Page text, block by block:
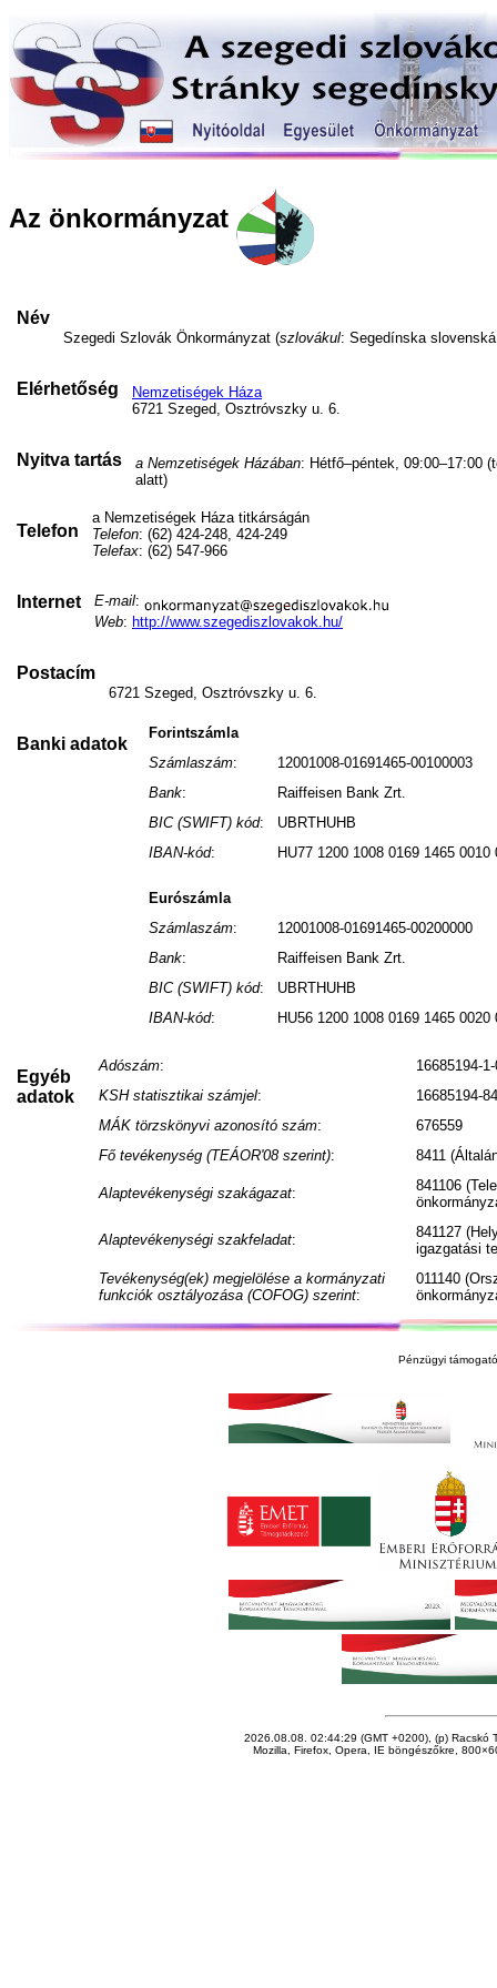
Az önkormányzat
Név
Szegedi Szlovák Önkormányzat (szlovákul: Segedínska
Elérhetőség
Nemzetiségek Háza
6721 Szeged, Osztróvszky u. 6.
Nyitva tartás a Nemzetiségek Házában: Hétfő–péntek, 09:00–17:00
alatt)
Telefon
a Nemzetiségek Háza titkárságán
Telefon: (62) 424-248, 424-249
Telefax: (62) 547-966
Internet E-mail:
Web: http://www.szegediszlovakok.hu/
Postacím
6721 Szeged, Osztróvszky u. 6.
Banki adatok
Forintszámla
Számlaszám:
12001008-01691465-00100003
Bank:
Raiffeisen Bank Zrt.
BIC (SWIFT) kód:
UBRTHUHB
IBAN-kód: HU77 1200 1008 0169 1465 0010
Eurószámla
Számlaszám:
12001008-01691465-00200000
Bank:
Raiffeisen Bank Zrt.
BIC (SWIFT) kód:
UBRTHUHB
IBAN-kód: HU56 1200 1008 0169 1465 0020
Egyéb
adatok
Adószám:
16685194-
KSH statisztikai számjel:
16685194-
MÁK törzskönyvi azonosító szám:
676559
Fő tevékenység (TEÁOR'08 szerint): 8411
Alaptevékenységi szakágazat:
841106
Alaptevékenységi szakfeladat:
841127
igazgatási
Tevékenység(ek) megjelölése a kormányzati
funkciók osztályozása (COFOG) szerint:
011140
Pénzügyi
2026.08.08. 02:44:29 (GMT +0200), (p) Racskó
Mozilla, Firefox, Opera, IE böngészőkre,